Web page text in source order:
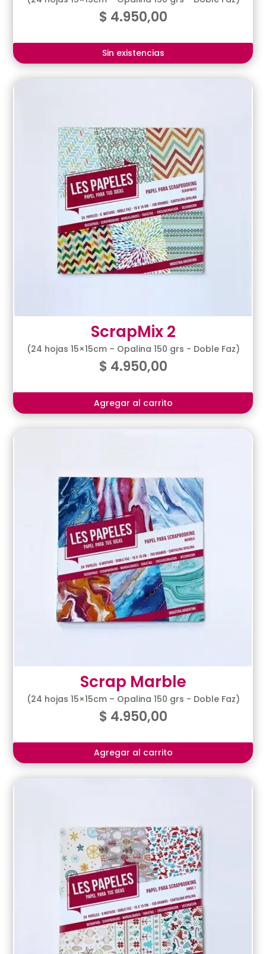
$ 4.950,00
Sin existencias
ScrapMix 2
(24 hojas 15×15cm – Opalina 150 grs - Doble Faz)
$ 4.950,00
Agregar al carrito
Scrap Marble
(24 hojas 15×15cm – Opalina 150 grs - Doble Faz)
$ 4.950,00
Agregar al carrito